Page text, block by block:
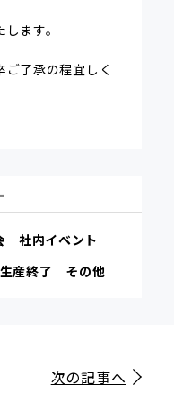
ます。
了承の程宜しく
社内イベント
生産終了 その他
次の記事へ